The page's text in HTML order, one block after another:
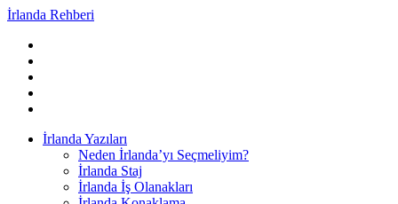
İrlanda Rehberi
İrlanda Yazıları
Neden İrlanda’yı Seçmeliyim?
İrlanda Staj
İrlanda İş Olanakları